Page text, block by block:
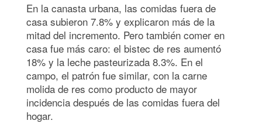
En la canasta urbana, las comidas fuera de
casa subieron 7.8% y explicaron más de la
mitad del incremento. Pero también comer en
casa fue más caro: el bistec de res aumentó
18% y la leche pasteurizada 8.3%. En el
campo, el patrón fue similar, con la carne
molida de res como producto de mayor
incidencia después de las comidas fuera del
hogar.